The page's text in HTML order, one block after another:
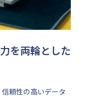
を両輪とした
頼性の高いデータ